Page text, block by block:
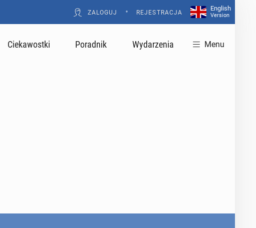
ZALOGUJ • REJESTRACJA
English
Version
Ciekawostki Poradnik Wydarzenia Menu